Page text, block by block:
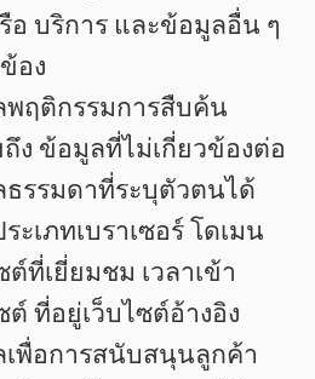
อ บริการ และข้อมูลอื่น ๆ
อง
ฤติกรรมการสืบค้น
ง ข้อมูลที่ไม่เกี่ยวข้องต่อ
รรมดาที่ระบุตัวตนได้
ะเภทเบราเซอร์ โดเมน
ต์ที่เยี่ยมชม เวลาเข้า
ต์ ที่อยู่เว็บไซต์อ้างอิง
พื่อการสนับสนุนลูกค้า